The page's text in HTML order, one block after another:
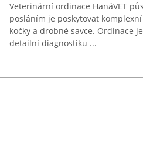
Veterinární ordinace HanáVET
posláním je poskytovat
kočky a drobné savce. Ordinace
detailní diagnostiku ...